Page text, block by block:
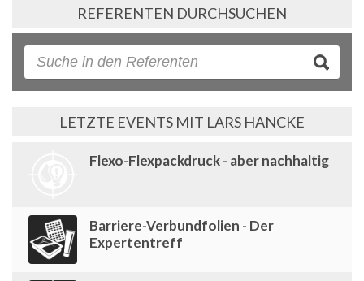
REFERENTEN DURCHSUCHEN
LETZTE EVENTS MIT LARS HANCKE
Flexo-Flexpackdruck - aber nachhaltig
Barriere-Verbundfolien - Der
Expertentreff